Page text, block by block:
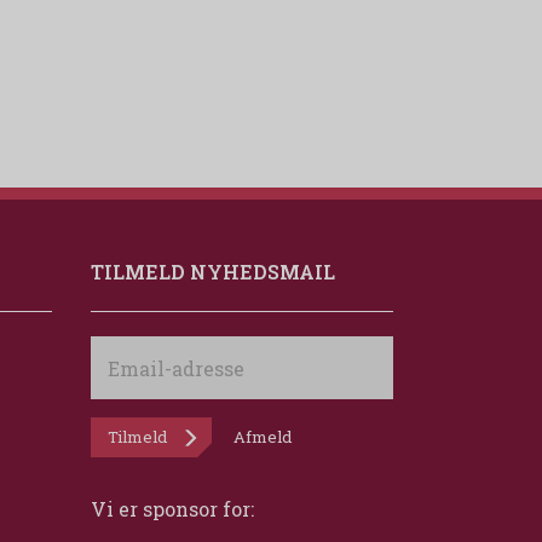
TILMELD NYHEDSMAIL
adresse
Tilmeld Afmeld
Vi er sponsor for: